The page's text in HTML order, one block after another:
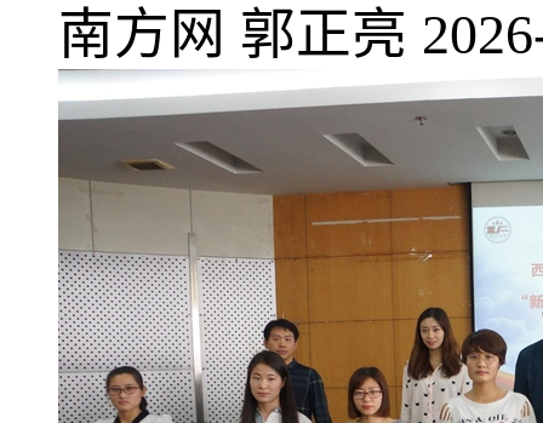
南方网 郭正亮